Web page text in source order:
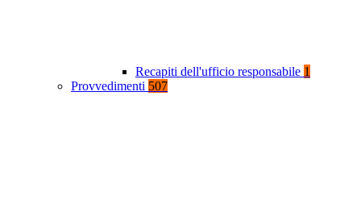
Recapiti dell'ufficio responsabile 1
Provvedimenti 507